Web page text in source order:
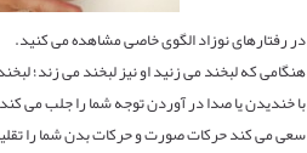
در رفتارهای نوزاد الگوی خاصی مشاهده می کنید.
هنگامی که لبخند می زنید او نیز لبخند می زند؛
با خندیدن یا صدا در آوردن توجه شما را جلب می
سعی می کند حرکات صورت و حرکات بدن شما را